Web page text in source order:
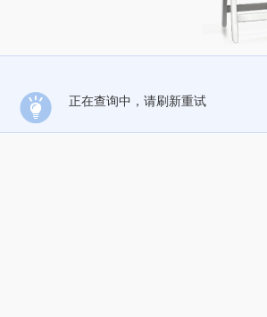
正在查询中，请刷新重试